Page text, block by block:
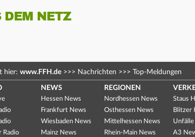
DEM NETZ
hier: www.FFH.de >>> Nachrichten >>> Top-Meldungen
Radio
NEWS
Hessen News
Frankfurt News
Wiesbaden News
Mainz News
REGIONEN
Nordhessen News
Osthessen News
Mittelhessen News
Rhein-Main News
Staus
Blitzer
Unfälle
A3